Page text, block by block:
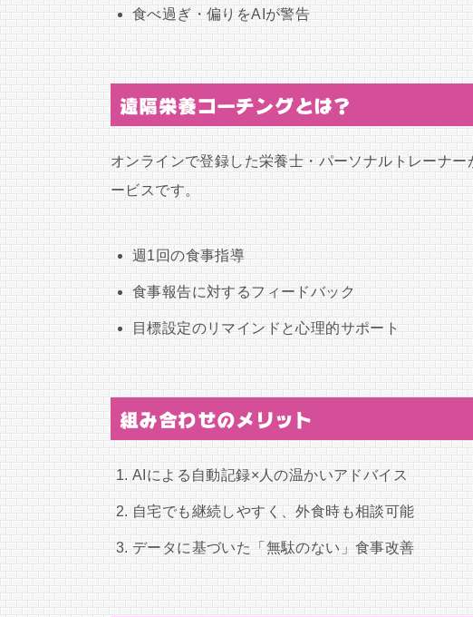
食べ過ぎ・偏りをAIが警告
遠隔栄養コーチングとは？
オンラインで登録した栄養士・パーソナルトレーナ
ービスです。
週1回の食事指導
食事報告に対するフィードバック
目標設定のリマインドと心理的サポート
組み合わせのメリット
AIによる自動記録×人の温かいアドバイス
自宅でも継続しやすく、外食時も相談可能
データに基づいた「無駄のない」食事改善